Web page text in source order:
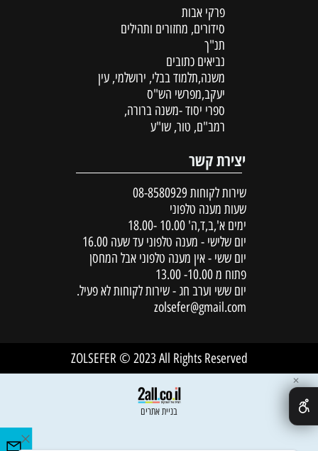
פרקי אבות
סידורים, מחזורים ותהילים
תנ"ך
נביאים כתובים
משנה,תלמוד בבלי, ירושלמי, עין
יעקב,מפרשי הש"ס
ספרי יסוד -משנה ברורה,
רמב"ם, טור, שו"ע
יצירת קשר
שירות לקוחות 08-8580929
שעות מענה טלפוני
ימים א',ב,ד,ה' 10.00 -18.00
יום שלישי - מענה טלפוני עד שעה 16.00
יום ששי - אין מענה טלפוני אבל המחסן
פתוח מ 10.00- 13.00
יום ששי וערב חג - שירות לקוחות לא פעיל.
zolsefer@gmail.com
ZOLSEFER © 2023 All Rights Reserved
בניית אתרים
✕